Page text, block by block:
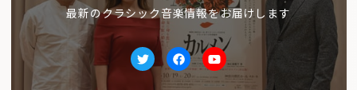
最新のクラシック音楽情報をお届けします
TwitterfacebookYoutube